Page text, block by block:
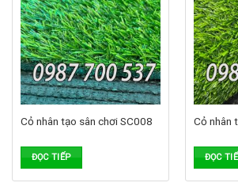
Cỏ nhân tạo sân chơi SC008
ĐỌC TIẾP
Cỏ nhân
ĐỌC